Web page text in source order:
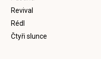
Revival
Rédl
Čtyři slunce